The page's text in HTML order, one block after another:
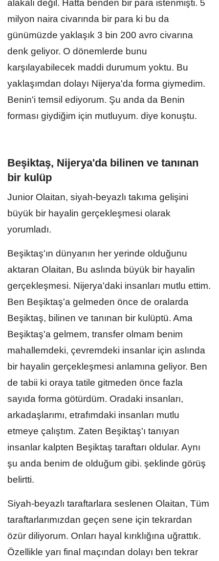
alakalı değil. Hatta benden bir para istenmişti. 5
milyon naira civarında bir para ki bu da
günümüzde yaklaşık 3 bin 200 avro civarına
denk geliyor. O dönemlerde bunu
karşılayabilecek maddi durumum yoktu. Bu
yaklaşımdan dolayı Nijerya'da forma giymedim.
Benin'i temsil ediyorum. Şu anda da Benin
forması giydiğim için mutluyum. diye konuştu.
Beşiktaş, Nijerya'da bilinen ve tanınan
bir kulüp
Junior Olaitan, siyah-beyazlı takıma gelişini
büyük bir hayalin gerçekleşmesi olarak
yorumladı.
Beşiktaş'ın dünyanın her yerinde olduğunu
aktaran Olaitan, Bu aslında büyük bir hayalin
gerçekleşmesi. Nijerya'daki insanları mutlu ettim.
Ben Beşiktaş'a gelmeden önce de oralarda
Beşiktaş, bilinen ve tanınan bir kulüptü. Ama
Beşiktaş'a gelmem, transfer olmam benim
mahallemdeki, çevremdeki insanlar için aslında
bir hayalin gerçekleşmesi anlamına geliyor. Ben
de tabii ki oraya tatile gitmeden önce fazla
sayıda forma götürdüm. Oradaki insanları,
arkadaşlarımı, etrafımdaki insanları mutlu
etmeye çalıştım. Zaten Beşiktaş'ı tanıyan
insanlar kalpten Beşiktaş taraftarı oldular. Aynı
şu anda benim de olduğum gibi. şeklinde görüş
belirtti.
Siyah-beyazlı taraftarlara seslenen Olaitan, Tüm
taraftarlarımızdan geçen sene için tekrardan
özür diliyorum. Onları hayal kırıklığına uğrattık.
Özellikle yarı final maçından dolayı ben tekrar